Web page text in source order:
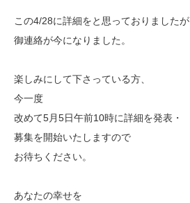
この4/28に詳細をと思っておりましたが
御連絡が今になりました。
楽しみにして下さっている方、
今一度
改めて5月5日午前10時に詳細を発表・
募集を開始いたしますので
お待ちください。
あなたの幸せを